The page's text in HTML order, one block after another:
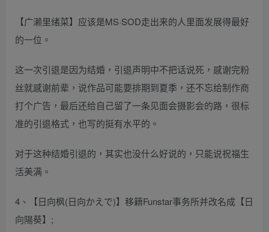
【广濑里绪菜】应该是MS·SOD走出来的人里面发展得最好
的一位。
这一次引退是因为结婚，引退声明中不把话说死，感谢完粉
丝就感谢前辈，说作品可能要排期到夏季，还不忘给制作商
打个广告，最后还给自己留了一条见面会摄影会的路，很标
准的引退格式，也写的挺有水平的。
对于这种结婚引退的，其实也没什么好说的，只能说祝福生
活美满。
4、【日向枫(日向かえで)】移籍Funstar事务所并改名成【日
向陽葵】;